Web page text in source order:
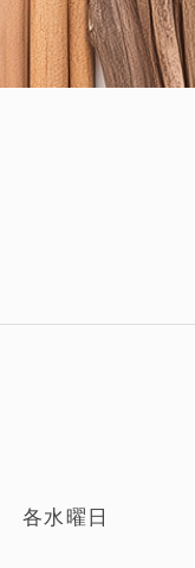
各水曜日